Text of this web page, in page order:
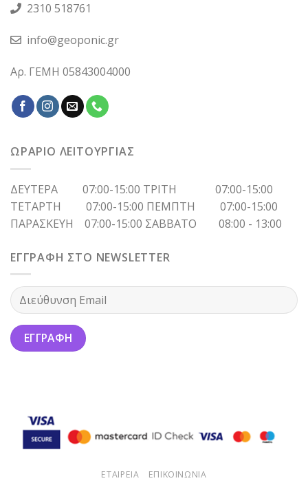
2310 518761
info@geoponic.gr
Αρ. ΓΕΜΗ 05843004000
ΩΡΑΡΙΟ ΛΕΙΤΟΥΡΓΙΑΣ
ΔΕΥΤΕΡΑ 07:00-15:00 ΤΡΙΤΗ 07:00-15:00
ΤΕΤΑΡΤΗ 07:00-15:00 ΠΕΜΠΤΗ 07:00-15:00
ΠΑΡΑΣΚΕΥΗ 07:00-15:00 ΣΑΒΒΑΤΟ 08:00 - 13:00
ΕΓΓΡΑΦΗ ΣΤΟ NEWSLETTER
ΕΤΑΙΡΕΙΑ ΕΠΙΚΟΙΝΩΝΙΑ